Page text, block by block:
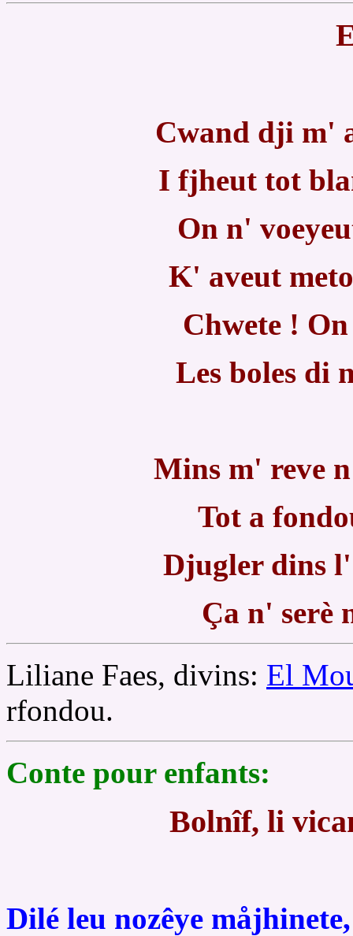
Cwand dji m'
I fjheut tot
On n'
K' aveut
Chwete !
Les boles di
Mins m' reve
Tot a
Djugler dins
Ça n' serè
Liliane Faes, divins: El
rfondou.
Conte pour enfants:
Bolnîf, li
Dilé leu nozêye